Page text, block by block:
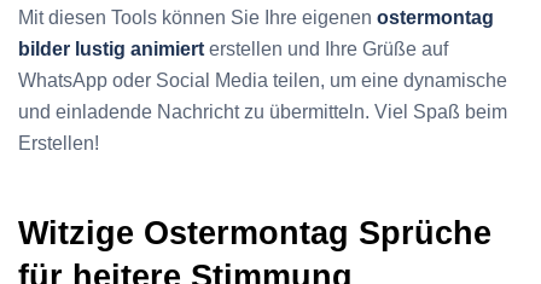
Mit diesen Tools können Sie Ihre eigenen ostermontag
bilder lustig animiert erstellen und Ihre Grüße auf
WhatsApp oder Social Media teilen, um eine dynamische
und einladende Nachricht zu übermitteln. Viel Spaß beim
Erstellen!
Witzige Ostermontag Sprüche